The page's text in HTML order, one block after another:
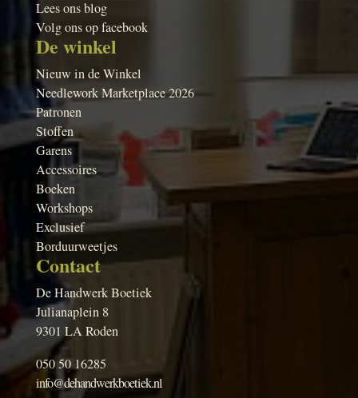
Lees ons blog
Volg ons op facebook
De winkel
Nieuw in de Winkel
Needlework Marketplace 2026
Patronen
Stoffen
Garens
Accessoires
Boeken
Workshops
Exclusief
Borduurweetjes
Contact
De Handwerk Boetiek
Julianaplein 8
9301 LA Roden
050 50 16285
info@dehandwerkboetiek.nl